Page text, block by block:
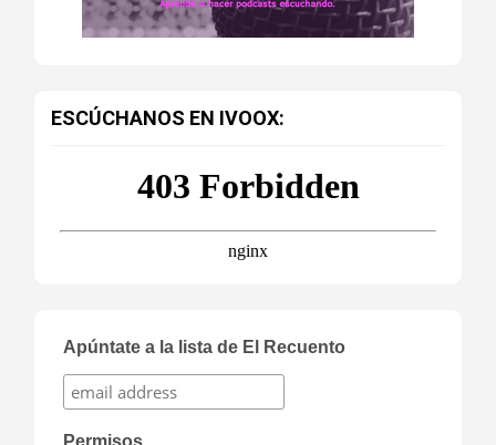
ESCÚCHANOS EN IVOOX:
Apúntate a la lista de El Recuento
Permisos